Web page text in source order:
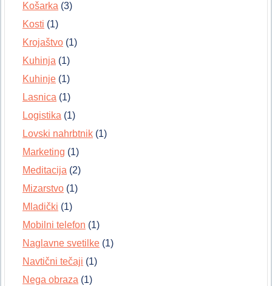
Košarka (3)
Kosti (1)
Krojaštvo (1)
Kuhinja (1)
Kuhinje (1)
Lasnica (1)
Logistika (1)
Lovski nahrbtnik (1)
Marketing (1)
Meditacija (2)
Mizarstvo (1)
Mladički (1)
Mobilni telefon (1)
Naglavne svetilke (1)
Navtični tečaji (1)
Nega obraza (1)